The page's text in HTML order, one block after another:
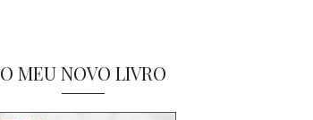
O MEU NOVO LIVRO